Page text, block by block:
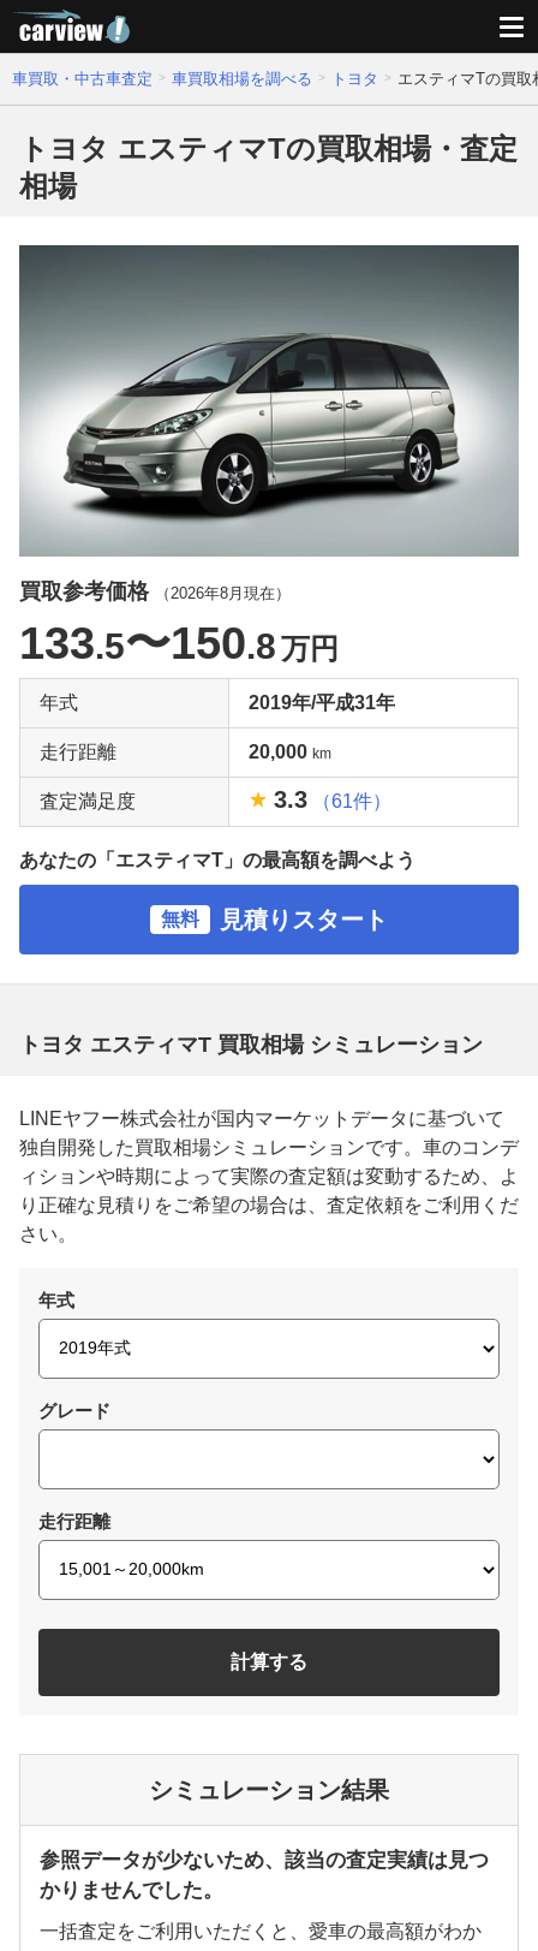
車買取・中古車査定 車買取相場を調べる トヨタ エスティマTの買取
トヨタ エスティマTの買取相場・査定
相場
買取参考価格 （ 2026年8月 現在）
133.5〜150.8万円
年式 2019年/平成31年
走行距離 20,000 km
査定満足度 3.3 （61件）
あなたの「エスティマT」の最高額を調べよう
無料 見積りスタート
トヨタ エスティマT 買取相場 シミュレーション
LINEヤフー株式会社が国内マーケットデータに基づいて
独自開発した買取相場シミュレーションです。車のコンデ
ィションや時期によって実際の査定額は変動するため、よ
り正確な見積りをご希望の場合は、査定依頼をご利用くだ
さい。
年式
グレード
走行距離
計算する
シミュレーション結果
参照データが少ないため、該当の査定実績は見つ
かりませんでした。
一括査定をご利用いただくと、愛車の最高額がわか